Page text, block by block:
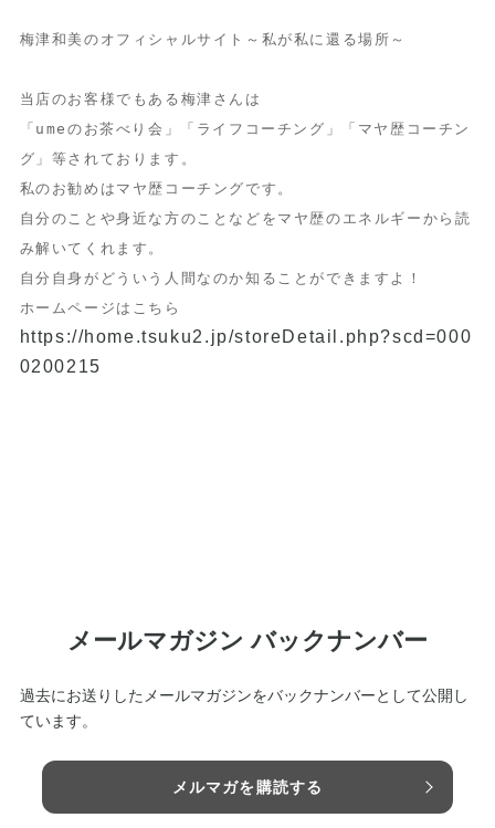
梅津和美のオフィシャルサイト～私が私に還る場所～
当店のお客様でもある梅津さんは
「umeのお茶べり会」「ライフコーチング」「マヤ歴コーチン
グ」等されております。
私のお勧めはマヤ歴コーチングです。
自分のことや身近な方のことなどをマヤ歴のエネルギーから読
み解いてくれます。
自分自身がどういう人間なのか知ることができますよ！
ホームページはこちら
https://home.tsuku2.jp/storeDetail.php?scd=000
0200215
メールマガジン バックナンバー
過去にお送りしたメールマガジンをバックナンバーとして公開し
ています。
メルマガを購読する